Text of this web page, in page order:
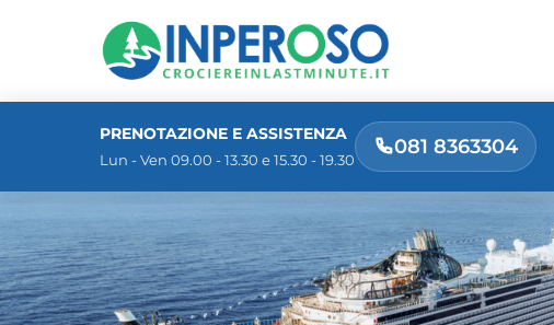
PRENOTAZIONE E ASSISTENZA
Lun - Ven 09.00 - 13.30 e 15.30 - 19.30
081 8363304